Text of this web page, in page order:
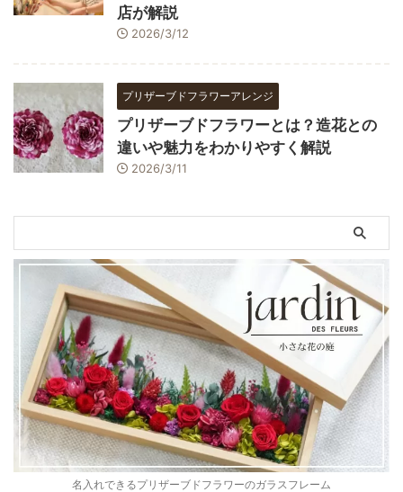
店が解説
2026/3/12
プリザーブドフラワーアレンジ
プリザーブドフラワーとは？造花との
違いや魅力をわかりやすく解説
2026/3/11
名入れできるプリザーブドフラワーのガラスフレーム